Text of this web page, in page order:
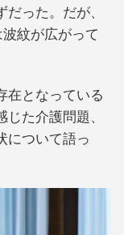
った。だが、
紋が広がって
在となっている
た介護問題、
について語っ